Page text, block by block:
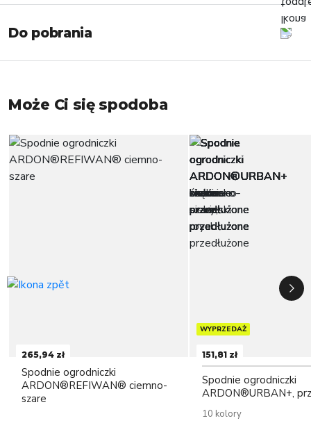
Do pobrania
Może Ci się spodoba
265,94 zł
Spodnie ogrodniczki
ARDON®REFIWAN® ciemno-
szare
WYPRZEDAŻ
151,81 zł
Spodnie ogrodniczki
ARDON®URBAN+,
10 kolory